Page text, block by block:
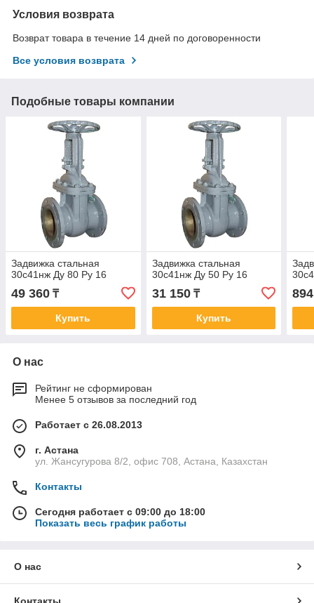
Условия возврата
Возврат товара в течение 14 дней по договоренности
Все условия возврата
Подобные товары компании
Задвижка стальная
30с41нж Ду 80 Ру 16
49 360 ₸
Купить
Задвижка стальная
30с41нж Ду 50 Ру 16
31 150₸
Купить
О нас
Рейтинг не сформирован
Менее 5 отзывов за последний год
Работает с 26.08.2013
г. Астана
ул. Жансугурова 8/2, офис 708, Астана, Казахстан
Контакты
Сегодня работает с 09:00 до 18:00
Показать весь график работы
О нас